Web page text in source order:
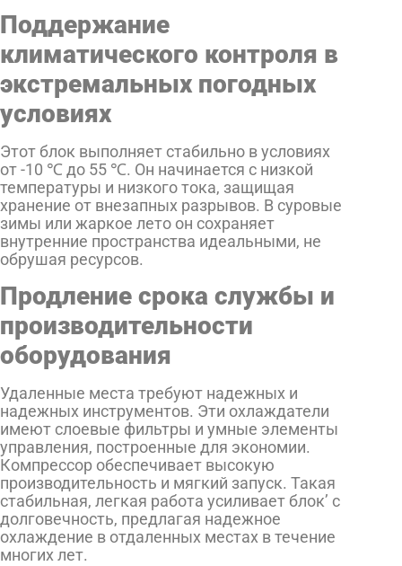
Поддержание
климатического контроля в
экстремальных погодных
условиях
Этот блок выполняет стабильно в условиях
от -10 ℃ до 55 ℃. Он начинается с низкой
температуры и низкого тока, защищая
хранение от внезапных разрывов. В суровые
зимы или жаркое лето он сохраняет
внутренние пространства идеальными, не
обрушая ресурсов.
Продление срока службы и
производительности
оборудования
Удаленные места требуют надежных и
надежных инструментов. Эти охлаждатели
имеют слоевые фильтры и умные элементы
управления, построенные для экономии.
Компрессор обеспечивает высокую
производительность и мягкий запуск. Такая
стабильная, легкая работа усиливает блок’ с
долговечность, предлагая надежное
охлаждение в отдаленных местах в течение
многих лет.